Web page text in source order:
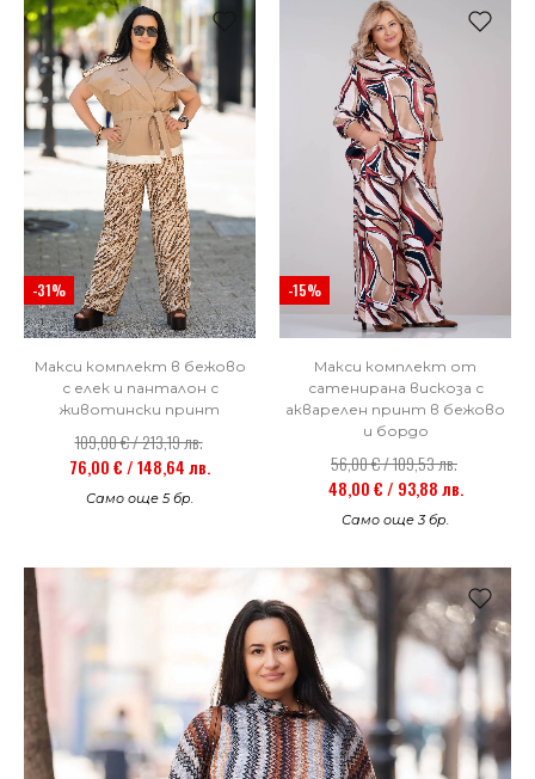
-31%
Макси комплект в бежово
с елек и панталон с
животински принт
109,00 € / 213,19 лв.
76,00 € / 148,64 лв.
Само още 5 бр.
-15%
Макси комплект от
сатенирана вискоза с
акварелен принт в бежово
и бордо
56,00 € / 109,53 лв.
48,00 € / 93,88 лв.
Само още 3 бр.